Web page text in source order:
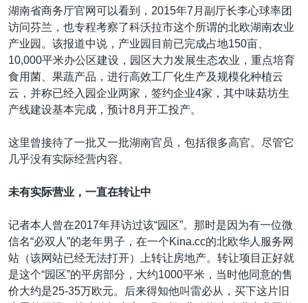
湖南省商务厅官网可以看到，2015年7月副厅长李心球率团
访问芬兰，也专程考察了科沃拉市这个所谓的北欧湖南农业
产业园。该报道中说，产业园目前已完成占地150亩、
10,000平米办公区建设，园区大力发展生态农业，重点培育
食用菌、果蔬产品，进行高效工厂化生产及规模化种植云
云，并称已经入园企业两家，签约企业4家，其中味菇坊生
产线建设基本完成，预计8月开工投产。
这里曾接待了一批又一批湖南官员，包括很多高官。尽管它
几乎没有实际经营内容。
未有实际营业，一直在转让中
记者本人曾在2017年拜访过该“园区”。那时是因为有一位微
信名“必双人”的老年男子，在一个Kina.cc的北欧华人服务网
站（该网站已经无法打开）上转让房地产。转让项目正好就
是这个“园区”的平房部分，大约1000平米，当时他同意的售
价大约是25-35万欧元。后来得知他叫雷必从，买下这片旧